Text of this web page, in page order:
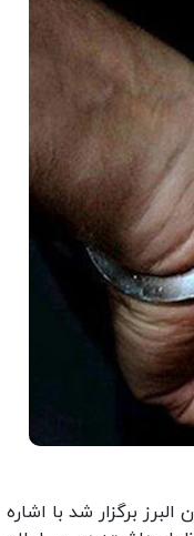
برگزار شد با اشاره